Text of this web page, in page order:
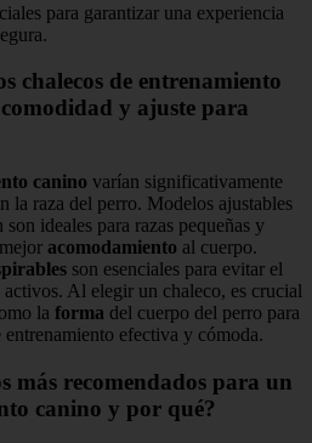
para garantizar una experiencia
chalecos de entrenamiento
y ajuste para
canino varían significativamente
la raza del perro. Modelos ajustables
ideales para razas pequeñas y
acomodamiento al cuerpo.
son esenciales para evitar el
activos. Al elegir un chaleco, es crucial
la forma del cuerpo del perro para
efectiva y cómoda.
más recomendados para un
canino y por qué?